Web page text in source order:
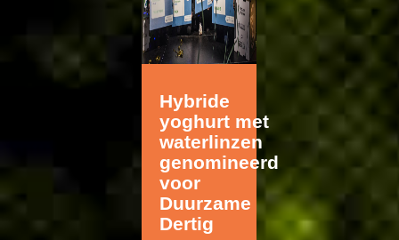
Hybride
yoghurt met
waterlinzen
genomineerd
voor
Duurzame
Dertig